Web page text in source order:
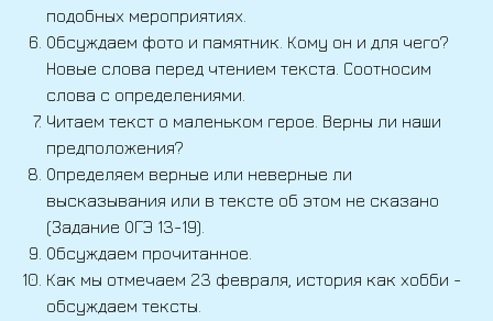
подобных мероприятиях.
Обсуждаем фото и памятник. Кому он и для чего?
Новые слова перед чтением текста. Соотносим
слова с определениями.
Читаем текст о маленьком герое. Верны ли наши
предположения?
Определяем верные или неверные ли
высказывания или в тексте об этом не сказано
(Задание ОГЭ 13-19).
Обсуждаем прочитанное.
Как мы отмечаем 23 февраля, история как хобби -
обсуждаем тексты.